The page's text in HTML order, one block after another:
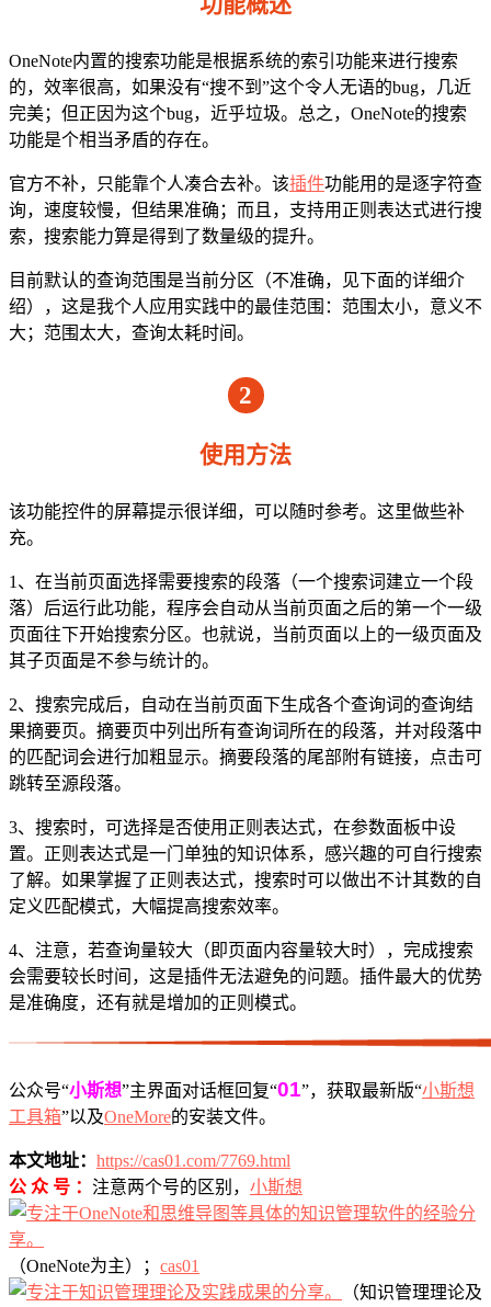
OneNote内置的搜索功能是根据系统的索引功能来进行搜索
的，效率很高，如果没有“搜不到”这个令人无语的bug，几近
完美；但正因为这个bug，近乎垃圾。总之，OneNote的搜索
功能是个相当矛盾的存在。
官方不补，只能靠个人凑合去补。该插件功能用的是逐字符查
询，速度较慢，但结果准确；而且，支持用正则表达式进行搜
索，搜索能力算是得到了数量级的提升。
目前默认的查询范围是当前分区（不准确，见下面的详细介
绍），这是我个人应用实践中的最佳范围：范围太小，意义不
大；范围太大，查询太耗时间。
2
使用方法
该功能控件的屏幕提示很详细，可以随时参考。这里做些补
充。
1、在当前页面选择需要搜索的段落（一个搜索词建立一个段
落）后运行此功能，程序会自动从当前页面之后的第一个一级
页面往下开始搜索分区。也就说，当前页面以上的一级页面及
其子页面是不参与统计的。
2、搜索完成后，自动在当前页面下生成各个查询词的查询结
果摘要页。摘要页中列出所有查询词所在的段落，并对段落中
的匹配词会进行加粗显示。摘要段落的尾部附有链接，点击可
跳转至源段落。
3、搜索时，可选择是否使用正则表达式，在参数面板中设
置。正则表达式是一门单独的知识体系，感兴趣的可自行搜索
了解。如果掌握了正则表达式，搜索时可以做出不计其数的自
定义匹配模式，大幅提高搜索效率。
4、注意，若查询量较大（即页面内容量较大时），完成搜索
会需要较长时间，这是插件无法避免的问题。插件最大的优势
是准确度，还有就是增加的正则模式。
公众号“小斯想”主界面对话框回复“01”，获取最新版“小斯想
工具箱”以及OneMore的安装文件。
本文地址： https://cas01.com/7769.html
公 众 号 ： 注意两个号的区别， 小斯想
（OneNote为主）； cas01
（知识管理理论及